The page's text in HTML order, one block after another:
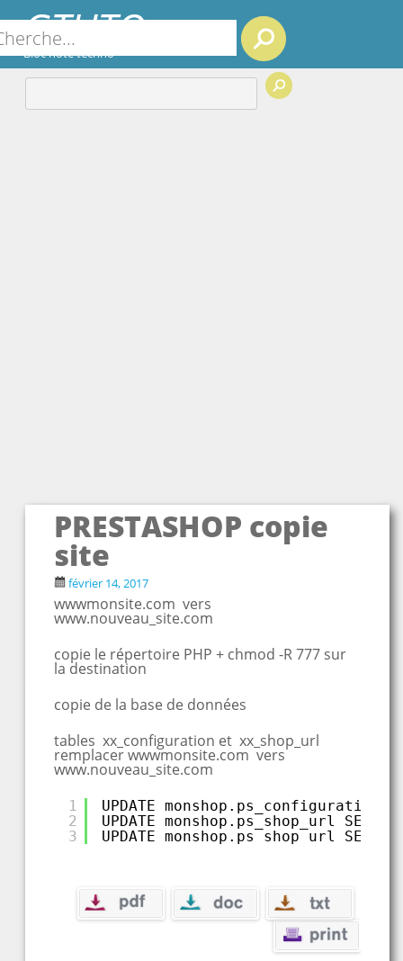
GTUTO
Bloc note techno
Search
PRESTASHOP copie
site
février 14, 2017
wwwmonsite.com vers
www.nouveau_site.com
copie le répertoire PHP + chmod -R 777 sur
la destination
copie de la base de données
tables xx_configuration et xx_shop_url
remplacerwwwmonsite.com vers
www.nouveau_site.com
1
2
3
UPDATE monshop.ps_configuration
UPDATE monshop.ps_shop_url SET
UPDATE monshop.ps_shop_url SET